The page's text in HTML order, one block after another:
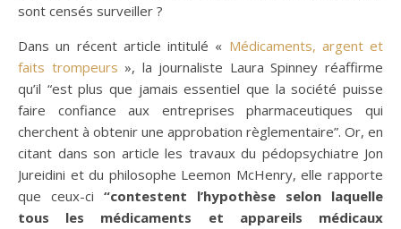
sont censés surveiller ?
Dans un récent article intitulé « Médicaments, argent et
faits trompeurs », la journaliste Laura Spinney réaffirme
qu’il “est plus que jamais essentiel que la société puisse
faire confiance aux entreprises pharmaceutiques qui
cherchent à obtenir une approbation règlementaire”. Or, en
citant dans son article les travaux du pédopsychiatre Jon
Jureidini et du philosophe Leemon McHenry, elle rapporte
que ceux-ci “contestent l’hypothèse selon laquelle
tous les médicaments et appareils médicaux